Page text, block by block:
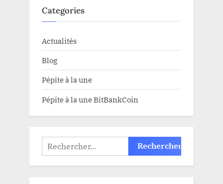
Categories
Actualités
Blog
Pépite à la une
Pépite à la une BitBankCoin
Rechercher :